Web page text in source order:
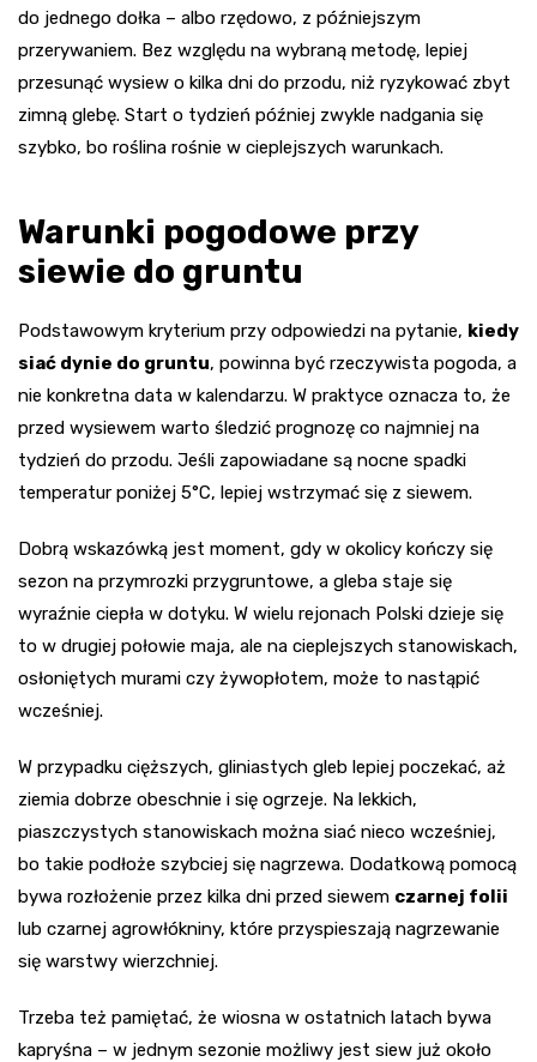
do jednego dołka – albo rzędowo, z późniejszym
przerywaniem. Bez względu na wybraną metodę, lepiej
przesunąć wysiew o kilka dni do przodu, niż ryzykować zbyt
zimną glebę. Start o tydzień później zwykle nadgania się
szybko, bo roślina rośnie w cieplejszych warunkach.
Warunki pogodowe przy
siewie do gruntu
Podstawowym kryterium przy odpowiedzi na pytanie, kiedy
siać dynie do gruntu, powinna być rzeczywista pogoda, a
nie konkretna data w kalendarzu. W praktyce oznacza to, że
przed wysiewem warto śledzić prognozę co najmniej na
tydzień do przodu. Jeśli zapowiadane są nocne spadki
temperatur poniżej 5°C, lepiej wstrzymać się z siewem.
Dobrą wskazówką jest moment, gdy w okolicy kończy się
sezon na przymrozki przygruntowe, a gleba staje się
wyraźnie ciepła w dotyku. W wielu rejonach Polski dzieje się
to w drugiej połowie maja, ale na cieplejszych stanowiskach,
osłoniętych murami czy żywopłotem, może to nastąpić
wcześniej.
W przypadku cięższych, gliniastych gleb lepiej poczekać, aż
ziemia dobrze obeschnie i się ogrzeje. Na lekkich,
piaszczystych stanowiskach można siać nieco wcześniej,
bo takie podłoże szybciej się nagrzewa. Dodatkową pomocą
bywa rozłożenie przez kilka dni przed siewem czarnej folii
lub czarnej agrowłókniny, które przyspieszają nagrzewanie
się warstwy wierzchniej.
Trzeba też pamiętać, że wiosna w ostatnich latach bywa
kapryśna – w jednym sezonie możliwy jest siew już około